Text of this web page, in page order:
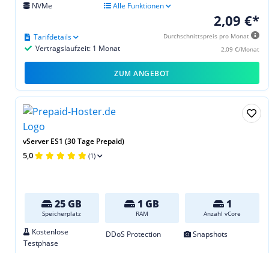
NVMe Alle Funktionen
2,09 €*
Durchschnittspreis pro Monat
2,09 €/Monat
Vertragslaufzeit: 1 Monat
Tarifdetails
ZUM ANGEBOT
vServer ES1 (30 Tage Prepaid)
5,0 (1)
25 GB
Speicherplatz
1 GB
RAM
1
Anzahl vCore
Kostenlose
Testphase
DDoS Protection Snapshots